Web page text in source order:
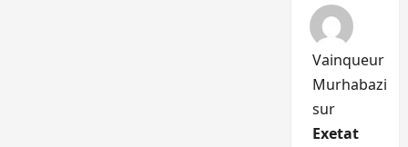
Vainqueur
Murhabazi
sur
Exetat